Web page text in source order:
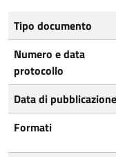
Tipo documento
Numero e data
protocollo
Data di pubblicazione
Formati